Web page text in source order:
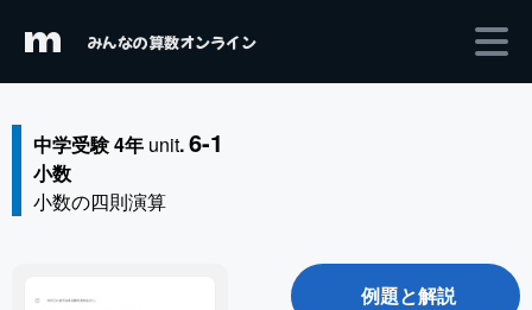
m みんなの算数オンライン
中学受験 4年 unit.6-1
小数
小数の四則演算
例題と解説